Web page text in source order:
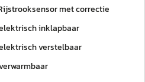
met correctie
inklapbaar
verstelbaar